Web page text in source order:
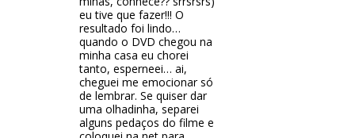
eu tive que fazer!!! O
resultado foi lindo…
quando o DVD chegou na
minha casa eu chorei
tanto, esperneei… ai,
cheguei me emocionar só
de lembrar. Se quiser dar
uma olhadinha, separei
alguns pedaços do filme e